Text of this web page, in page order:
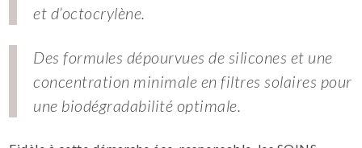
et d’octocrylène.
Des formules dépourvues de silicones et une
concentration minimale en filtres solaires pour
une biodégradabilité optimale.